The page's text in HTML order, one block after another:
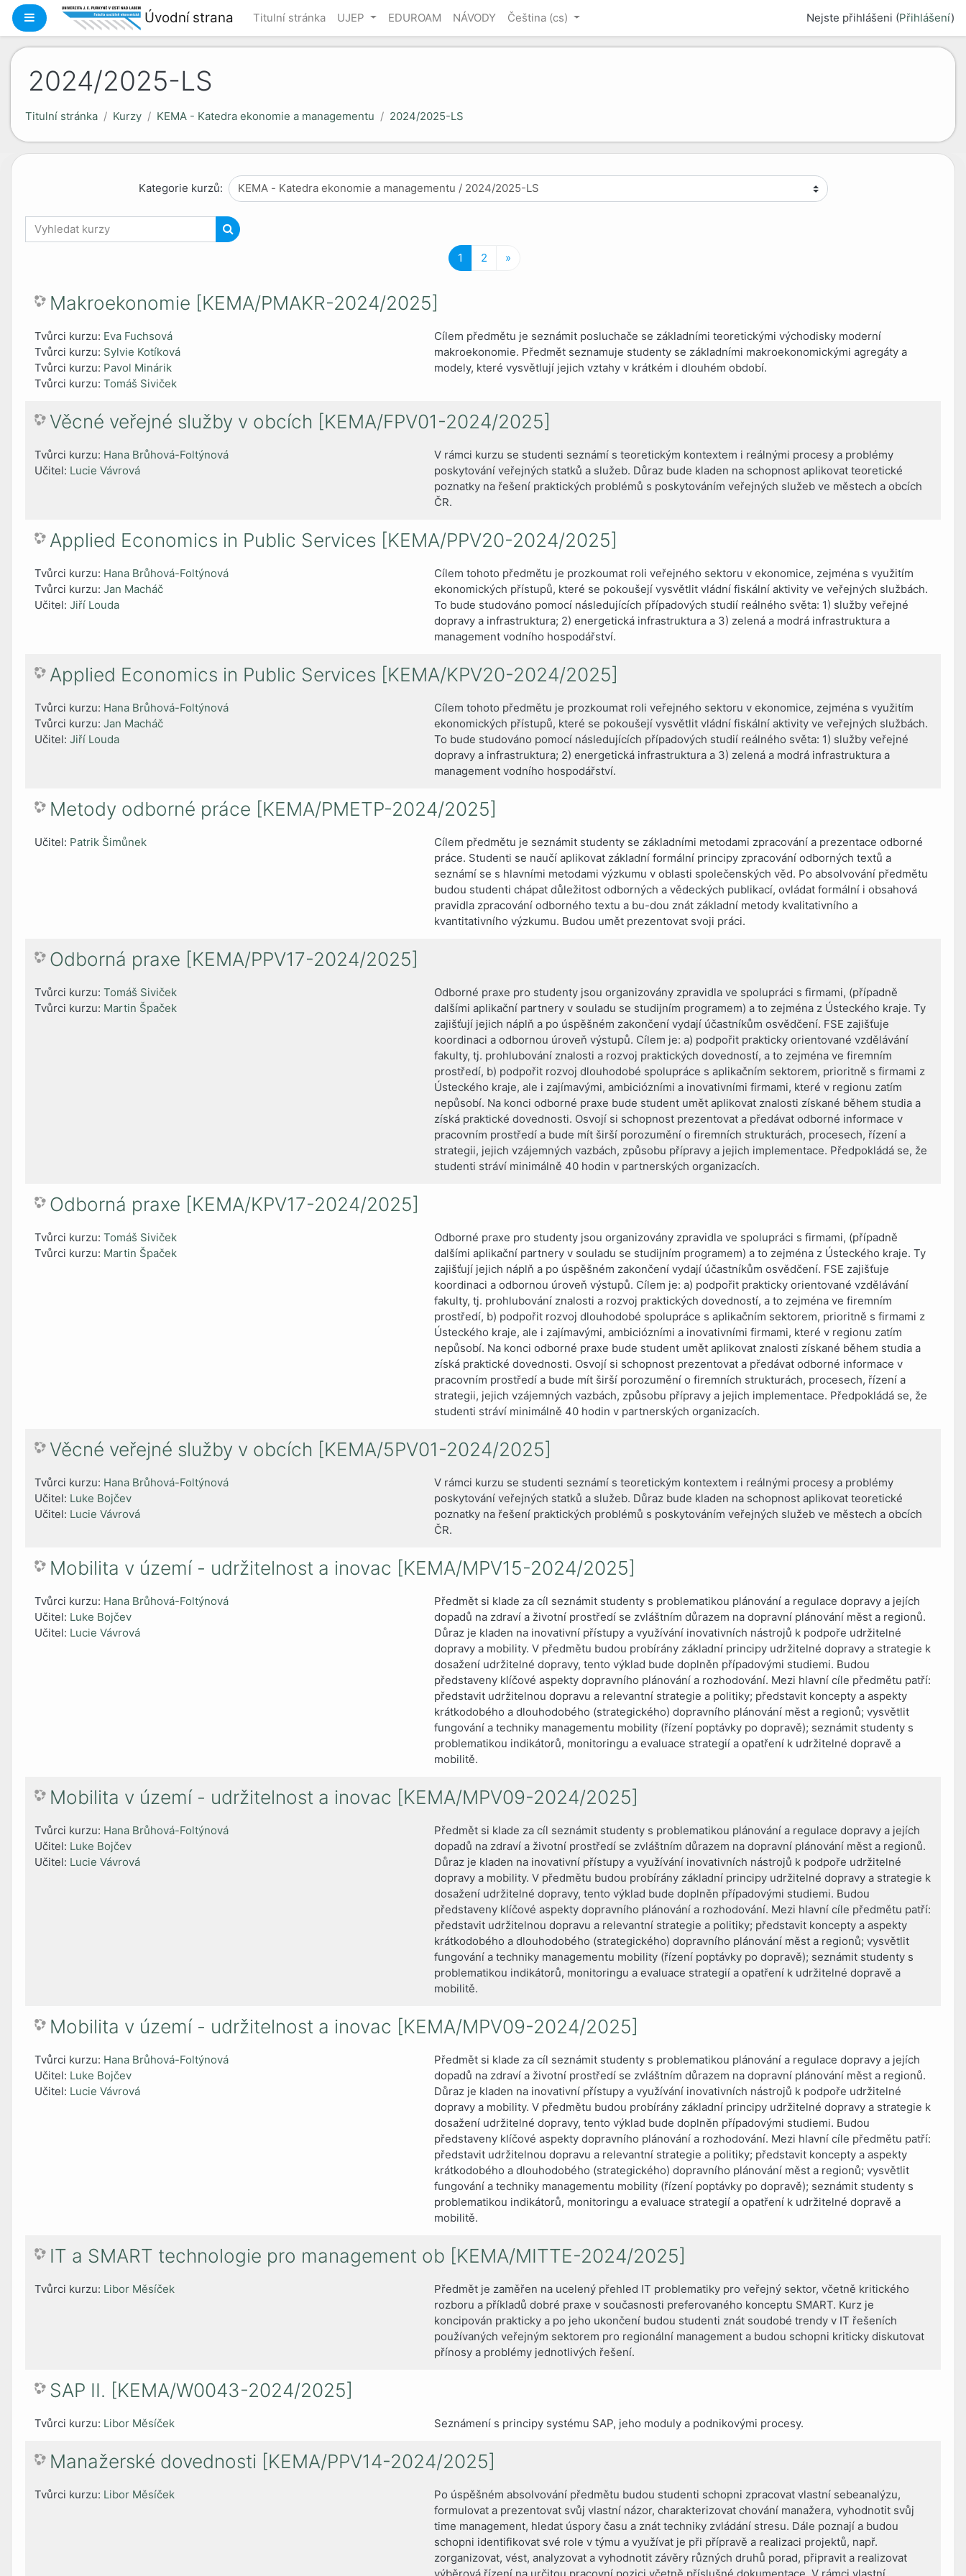
Přejít k hlavnímu obsahu
Boční panel Úvodní strana Titulní stránka UJEP EDUROAM NÁVODY Čeština ‎(cs)‎ Nejste přihlášeni (Přihlášení)
2024/2025-LS
Titulní stránka Kurzy KEMA - Katedra ekonomie a managementu 2024/2025-LS
Kategorie kurzů:
Vyhledat kurzy
Vyhledat kurzy
1 (aktuální)
2 »Další stránka
Makroekonomie [KEMA/PMAKR-2024/2025]
Cílem předmětu je seznámit posluchače se základními teoretickými východisky moderní
makroekonomie. Předmět seznamuje studenty se základními makroekonomickými agregáty a
modely, které vysvětlují jejich vztahy v krátkém i dlouhém období.
Tvůrci kurzu: Eva Fuchsová
Tvůrci kurzu: Sylvie Kotíková
Tvůrci kurzu: Pavol Minárik
Tvůrci kurzu:Tomáš Siviček
Věcné veřejné služby v obcích [KEMA/FPV01-2024/2025]
V rámci kurzu se studenti seznámí s teoretickým kontextem i reálnými procesy a problémy
poskytování veřejných statků a služeb. Důraz bude kladen na schopnost aplikovat teoretické
poznatky na řešení praktických problémů s poskytováním veřejných služeb ve městech a obcích
ČR.
Tvůrci kurzu: Hana Brůhová-Foltýnová
Učitel: Lucie Vávrová
Applied Economics in Public Services [KEMA/PPV20-2024/2025]
Cílem tohoto předmětu je prozkoumat roli veřejného sektoru v ekonomice, zejména s využitím
ekonomických přístupů, které se pokoušejí vysvětlit vládní fiskální aktivity ve veřejných službách.
To bude studováno pomocí následujících případových studií reálného světa: 1) služby veřejné
dopravy a infrastruktura; 2) energetická infrastruktura a 3) zelená a modrá infrastruktura a
management vodního hospodářství.
Tvůrci kurzu: Hana Brůhová-Foltýnová
Tvůrci kurzu:Jan Macháč
Učitel:Jiří Louda
Applied Economics in Public Services [KEMA/KPV20-2024/2025]
Cílem tohoto předmětu je prozkoumat roli veřejného sektoru v ekonomice, zejména s využitím
ekonomických přístupů, které se pokoušejí vysvětlit vládní fiskální aktivity ve veřejných službách.
To bude studováno pomocí následujících případových studií reálného světa: 1) služby veřejné
dopravy a infrastruktura; 2) energetická infrastruktura a 3) zelená a modrá infrastruktura a
management vodního hospodářství.
Tvůrci kurzu: Hana Brůhová-Foltýnová
Tvůrci kurzu:Jan Macháč
Učitel:Jiří Louda
Metody odborné práce [KEMA/PMETP-2024/2025]
Cílem předmětu je seznámit studenty se základními metodami zpracování a prezentace odborné
práce. Studenti se naučí aplikovat základní formální principy zpracování odborných textů a
seznámí se s hlavními metodami výzkumu v oblasti společenských věd. Po absolvování předmětu
budou studenti chápat důležitost odborných a vědeckých publikací, ovládat formální i obsahová
pravidla zpracování odborného textu a bu-dou znát základní metody kvalitativního a
kvantitativního výzkumu. Budou umět prezentovat svoji práci.
Učitel: Patrik Šimůnek
Odborná praxe [KEMA/PPV17-2024/2025]
Odborné praxe pro studenty jsou organizovány zpravidla ve spolupráci s firmami, (případně
dalšími aplikační partnery v souladu se studijním programem) a to zejména z Ústeckého kraje. Ty
zajišťují jejich náplň a po úspěšném zakončení vydají účastníkům osvědčení. FSE zajišťuje
koordinaci a odbornou úroveň výstupů. Cílem je: a) podpořit prakticky orientované vzdělávání
fakulty, tj. prohlubování znalosti a rozvoj praktických dovedností, a to zejména ve firemním
prostředí, b) podpořit rozvoj dlouhodobé spolupráce s aplikačním sektorem, prioritně s firmami z
Ústeckého kraje, ale i zajímavými, ambiciózními a inovativními firmami, které v regionu zatím
nepůsobí. Na konci odborné praxe bude student umět aplikovat znalosti získané během studia a
získá praktické dovednosti. Osvojí si schopnost prezentovat a předávat odborné informace v
pracovním prostředí a bude mít širší porozumění o firemních strukturách, procesech, řízení a
strategii, jejich vzájemných vazbách, způsobu přípravy a jejich implementace. Předpokládá se, že
studenti stráví minimálně 40 hodin v partnerských organizacích.
Tvůrci kurzu:Tomáš Siviček
Tvůrci kurzu: Martin Špaček
Odborná praxe [KEMA/KPV17-2024/2025]
Odborné praxe pro studenty jsou organizovány zpravidla ve spolupráci s firmami, (případně
dalšími aplikační partnery v souladu se studijním programem) a to zejména z Ústeckého kraje. Ty
zajišťují jejich náplň a po úspěšném zakončení vydají účastníkům osvědčení. FSE zajišťuje
koordinaci a odbornou úroveň výstupů. Cílem je: a) podpořit prakticky orientované vzdělávání
fakulty, tj. prohlubování znalosti a rozvoj praktických dovedností, a to zejména ve firemním
prostředí, b) podpořit rozvoj dlouhodobé spolupráce s aplikačním sektorem, prioritně s firmami z
Ústeckého kraje, ale i zajímavými, ambiciózními a inovativními firmami, které v regionu zatím
nepůsobí. Na konci odborné praxe bude student umět aplikovat znalosti získané během studia a
získá praktické dovednosti. Osvojí si schopnost prezentovat a předávat odborné informace v
pracovním prostředí a bude mít širší porozumění o firemních strukturách, procesech, řízení a
strategii, jejich vzájemných vazbách, způsobu přípravy a jejich implementace. Předpokládá se, že
studenti stráví minimálně 40 hodin v partnerských organizacích.
Tvůrci kurzu:Tomáš Siviček
Tvůrci kurzu: Martin Špaček
Věcné veřejné služby v obcích [KEMA/5PV01-2024/2025]
V rámci kurzu se studenti seznámí s teoretickým kontextem i reálnými procesy a problémy
poskytování veřejných statků a služeb. Důraz bude kladen na schopnost aplikovat teoretické
poznatky na řešení praktických problémů s poskytováním veřejných služeb ve městech a obcích
ČR.
Tvůrci kurzu: Hana Brůhová-Foltýnová
Učitel: Luke Bojčev
Učitel: Lucie Vávrová
Mobilita v území - udržitelnost a inovac [KEMA/MPV15-2024/2025]
Předmět si klade za cíl seznámit studenty s problematikou plánování a regulace dopravy a jejích
dopadů na zdraví a životní prostředí se zvláštním důrazem na dopravní plánování měst a regionů.
Důraz je kladen na inovativní přístupy a využívání inovativních nástrojů k podpoře udržitelné
dopravy a mobility. V předmětu budou probírány základní principy udržitelné dopravy a strategie k
dosažení udržitelné dopravy, tento výklad bude doplněn případovými studiemi. Budou
představeny klíčové aspekty dopravního plánování a rozhodování. Mezi hlavní cíle předmětu patří:
představit udržitelnou dopravu a relevantní strategie a politiky; představit koncepty a aspekty
krátkodobého a dlouhodobého (strategického) dopravního plánování měst a regionů; vysvětlit
fungování a techniky managementu mobility (řízení poptávky po dopravě); seznámit studenty s
problematikou indikátorů, monitoringu a evaluace strategií a opatření k udržitelné dopravě a
mobilitě.
Tvůrci kurzu: Hana Brůhová-Foltýnová
Učitel: Luke Bojčev
Učitel: Lucie Vávrová
Mobilita v území - udržitelnost a inovac [KEMA/MPV09-2024/2025]
Předmět si klade za cíl seznámit studenty s problematikou plánování a regulace dopravy a jejích
dopadů na zdraví a životní prostředí se zvláštním důrazem na dopravní plánování měst a regionů.
Důraz je kladen na inovativní přístupy a využívání inovativních nástrojů k podpoře udržitelné
dopravy a mobility. V předmětu budou probírány základní principy udržitelné dopravy a strategie k
dosažení udržitelné dopravy, tento výklad bude doplněn případovými studiemi. Budou
představeny klíčové aspekty dopravního plánování a rozhodování. Mezi hlavní cíle předmětu patří:
představit udržitelnou dopravu a relevantní strategie a politiky; představit koncepty a aspekty
krátkodobého a dlouhodobého (strategického) dopravního plánování měst a regionů; vysvětlit
fungování a techniky managementu mobility (řízení poptávky po dopravě); seznámit studenty s
problematikou indikátorů, monitoringu a evaluace strategií a opatření k udržitelné dopravě a
mobilitě.
Tvůrci kurzu: Hana Brůhová-Foltýnová
Učitel: Luke Bojčev
Učitel: Lucie Vávrová
Mobilita v území - udržitelnost a inovac [KEMA/MPV09-2024/2025]
Předmět si klade za cíl seznámit studenty s problematikou plánování a regulace dopravy a jejích
dopadů na zdraví a životní prostředí se zvláštním důrazem na dopravní plánování měst a regionů.
Důraz je kladen na inovativní přístupy a využívání inovativních nástrojů k podpoře udržitelné
dopravy a mobility. V předmětu budou probírány základní principy udržitelné dopravy a strategie k
dosažení udržitelné dopravy, tento výklad bude doplněn případovými studiemi. Budou
představeny klíčové aspekty dopravního plánování a rozhodování. Mezi hlavní cíle předmětu patří:
představit udržitelnou dopravu a relevantní strategie a politiky; představit koncepty a aspekty
krátkodobého a dlouhodobého (strategického) dopravního plánování měst a regionů; vysvětlit
fungování a techniky managementu mobility (řízení poptávky po dopravě); seznámit studenty s
problematikou indikátorů, monitoringu a evaluace strategií a opatření k udržitelné dopravě a
mobilitě.
Tvůrci kurzu: Hana Brůhová-Foltýnová
Učitel: Luke Bojčev
Učitel: Lucie Vávrová
IT a SMART technologie pro management ob [KEMA/MITTE-2024/2025]
Předmět je zaměřen na ucelený přehled IT problematiky pro veřejný sektor, včetně kritického
rozboru a příkladů dobré praxe v současnosti preferovaného konceptu SMART. Kurz je
koncipován prakticky a po jeho ukončení budou studenti znát soudobé trendy v IT řešeních
používaných veřejným sektorem pro regionální management a budou schopni kriticky diskutovat
přínosy a problémy jednotlivých řešení.
Tvůrci kurzu: Libor Měsíček
SAP II. [KEMA/W0043-2024/2025]
Seznámení s principy systému SAP, jeho moduly a podnikovými procesy.
Tvůrci kurzu: Libor Měsíček
Manažerské dovednosti [KEMA/PPV14-2024/2025]
Po úspěšném absolvování předmětu budou studenti schopni zpracovat vlastní sebeanalýzu,
formulovat a prezentovat svůj vlastní názor, charakterizovat chování manažera, vyhodnotit svůj
time management, hledat úspory času a znát techniky zvládání stresu. Dále poznají a budou
schopni identifikovat své role v týmu a využívat je při přípravě a realizaci projektů, např.
zorganizovat, vést, analyzovat a vyhodnotit závěry různých druhů porad, připravit a realizovat
Tvůrci kurzu: Libor Měsíček